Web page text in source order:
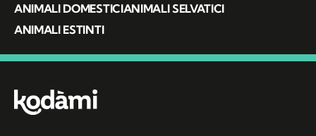
ANIMALI DOMESTICIANIMALI SELVATICI
ANIMALI ESTINTI